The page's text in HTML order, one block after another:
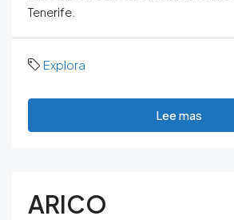
Tenerife.
Explora
Lee mas
ARICO